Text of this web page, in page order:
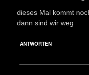
dieses Mal kommt
dann sind wir weg
ANTWORTEN